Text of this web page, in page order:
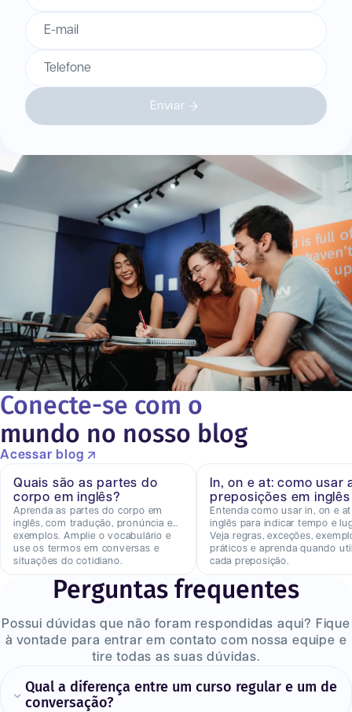
E-mail
Telefone
Enviar
Conecte-se com o
mundo no nosso blog
Acessar blog
Quais são as partes do
corpo em inglês?
Aprenda as partes do corpo em
inglês, com tradução, pronúncia e
exemplos. Amplie o vocabulário e
use os termos em conversas e
situações do cotidiano.
In, on e at: como usar
preposições em inglês
Entenda como usar in, on e
inglês para indicar tempo e
Veja regras, exceções,
práticos e aprenda quando
cada preposição.
Perguntas frequentes
Possui dúvidas que não foram respondidas aqui? Fique
à vontade para entrar em contato com nossa equipe e
tire todas as suas dúvidas.
Qual a diferença entre um curso regular e um de
conversação?